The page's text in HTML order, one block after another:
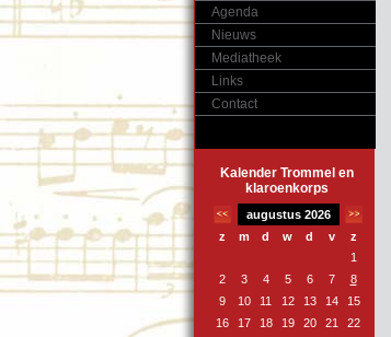
Agenda
Nieuws
Mediatheek
Links
Contact
Kalender Trommel en
klaroenkorps
augustus 2026
z
m d w d v
z
1
2
3 4 5 6 7
8
9
10 11 12 13 14
15
16
17 18 19 20 21
22